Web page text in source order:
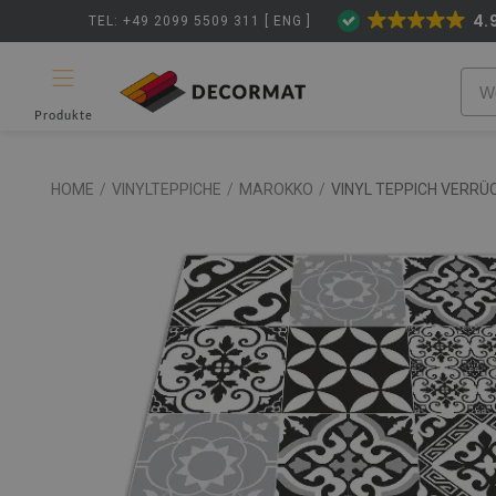
TEL: +49 2099 5509 311 [ ENG ]
Produkte
HOME / VINYLTEPPICHE / MAROKKO / VINYL TEPPICH